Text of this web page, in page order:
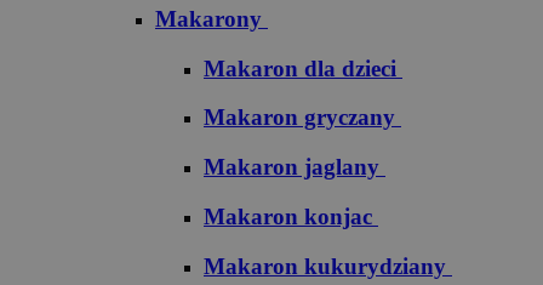
Makarony
Makaron dla dzieci
Makaron gryczany
Makaron jaglany
Makaron konjac
Makaron kukurydziany